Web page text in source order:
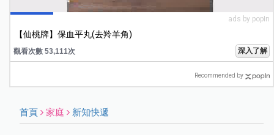
ads by popIn
【仙桃牌】保血平丸(去羚羊角)
觀看次數 53,111次 深入了解
Recommended by
首頁 家庭 新知快遞